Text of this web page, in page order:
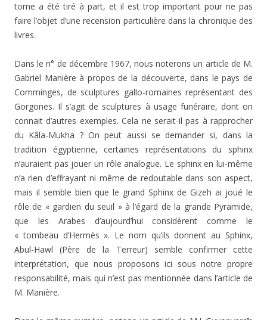
tome a été tiré à part, et il est trop important pour ne pas
faire l’objet d’une recension particulière dans la chronique des
livres.
Dans le n° de décembre 1967, nous noterons un article de M.
Gabriel Manière à propos de la découverte, dans le pays de
Comminges, de sculptures gallo-romaines représentant des
Gorgones. Il s’agit de sculptures à usage funéraire, dont on
connait d’autres exemples. Cela ne serait-il pas à rapprocher
du Kâla-Mukha ? On peut aussi se demander si, dans la
tradition égyptienne, certaines représentations du sphinx
n’auraient pas jouer un rôle analogue. Le sphinx en lui-même
n’a rien d’effrayant ni même de redoutable dans son aspect,
mais il semble bien que le grand Sphinx de Gizeh ai joué le
rôle de « gardien du seuil » à l’égard de la grande Pyramide,
que les Arabes d’aujourd’hui considèrent comme le
« tombeau d’Hermès ». Le nom qu’ils donnent au Sphinx,
Abul-Hawl (Père de la Terreur) semble confirmer cette
interprétation, que nous proposons ici sous notre propre
responsabilité, mais qui n’est pas mentionnée dans l’article de
M. Manière.